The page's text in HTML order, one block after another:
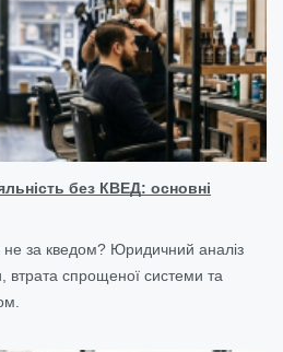
без КВЕД: основні
за кведом? Юридичний аналіз
втрата спрощеної системи та